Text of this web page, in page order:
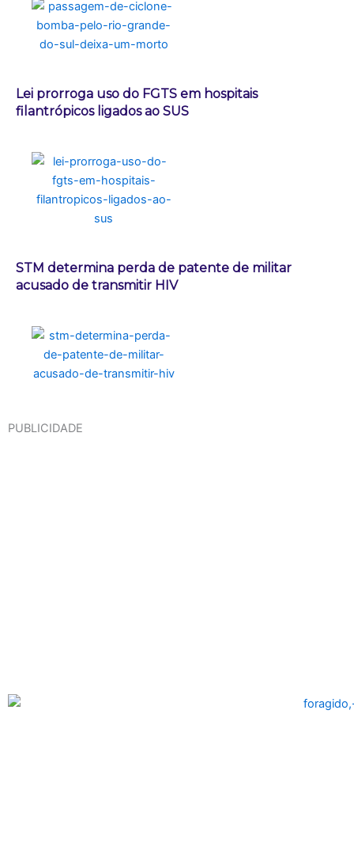
Lei prorroga uso do FGTS em hospitais
filantrópicos ligados ao SUS
STM determina perda de patente de militar
acusado de transmitir HIV
PUBLICIDADE